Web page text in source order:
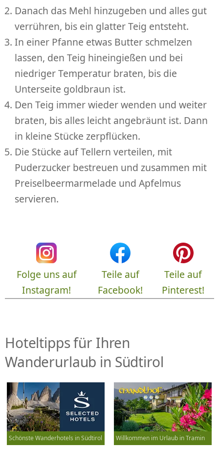
Danach das Mehl hinzugeben und alles gut
verrühren, bis ein glatter Teig entsteht.
In einer Pfanne etwas Butter schmelzen
lassen, den Teig hineingießen und bei
niedriger Temperatur braten, bis die
Unterseite goldbraun ist.
Den Teig immer wieder wenden und weiter
braten, bis alles leicht angebräunt ist. Dann
in kleine Stücke zerpflücken.
Die Stücke auf Tellern verteilen, mit
Puderzucker bestreuen und zusammen mit
Preiselbeermarmelade und Apfelmus
servieren.
Folge uns auf
Instagram!
Teile auf
Facebook!
Teile auf
Pinterest!
Hoteltipps für Ihren
Wanderurlaub in Südtirol
Schönste Wanderhotels in Südtirol Willkommen im Urlaub in Tramin